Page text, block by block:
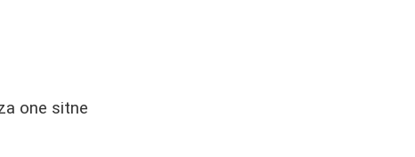
one sitne